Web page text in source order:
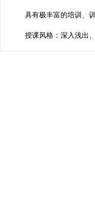
具有极丰富的培训、训
授课风格：深入浅出、